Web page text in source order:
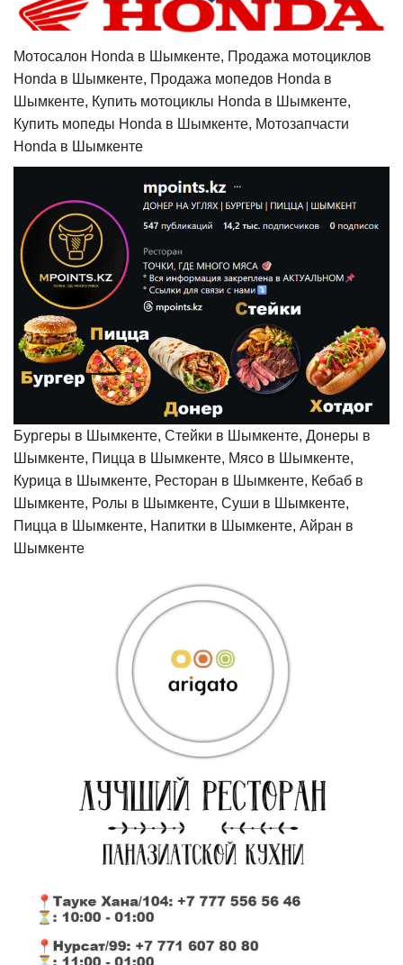
Мотосалон Honda в Шымкенте, Продажа мотоциклов
Honda в Шымкенте, Продажа мопедов Honda в
Шымкенте, Купить мотоциклы Honda в Шымкенте,
Купить мопеды Honda в Шымкенте, Мотозапчасти
Honda в Шымкенте
Бургеры в Шымкенте, Стейки в Шымкенте, Донеры в
Шымкенте, Пицца в Шымкенте, Мясо в Шымкенте,
Курица в Шымкенте, Ресторан в Шымкенте, Кебаб в
Шымкенте, Ролы в Шымкенте, Суши в Шымкенте,
Пицца в Шымкенте, Напитки в Шымкенте, Айран в
Шымкенте